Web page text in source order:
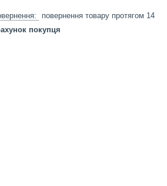
повернення товару протягом 14
покупця